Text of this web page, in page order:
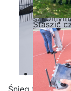
Akademii
Staszic
Śnieg to